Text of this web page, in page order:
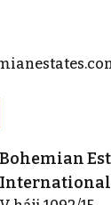
Bohemian
International